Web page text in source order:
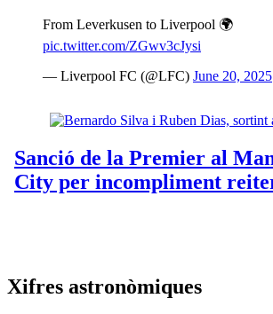
From Leverkusen to Liverpool 🌍
pic.twitter.com/ZGwv3cJysi
— Liverpool FC (@LFC) June 20, 2025
Xifres astronòmiques